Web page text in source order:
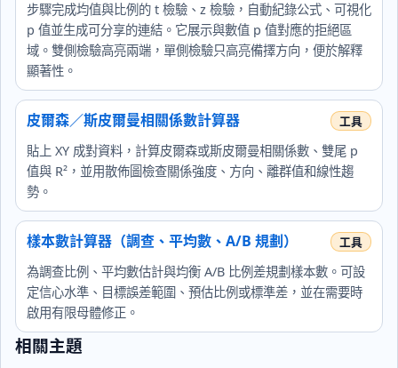
步驟完成均值與比例的 t 檢驗、z 檢驗，自動紀錄公式、可視化
p 值並生成可分享的連結。它展示與數值 p 值對應的拒絕區
域。雙側檢驗高亮兩端，單側檢驗只高亮備擇方向，便於解釋
顯著性。
皮爾森／斯皮爾曼相關係數計算器
貼上 XY 成對資料，計算皮爾森或斯皮爾曼相關係數、雙尾 p
值與 R²，並用散佈圖檢查關係強度、方向、離群值和線性趨
勢。
樣本數計算器（調查、平均數、A/B 規劃）
為調查比例、平均數估計與均衡 A/B 比例差規劃樣本數。可設
定信心水準、目標誤差範圍、預估比例或標準差，並在需要時
啟用有限母體修正。
相關主題